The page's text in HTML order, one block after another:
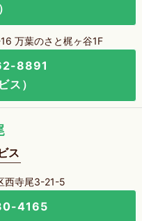
万葉のさと梶ヶ谷1F
8891
ス）
ス
西寺尾3-21-5
4165